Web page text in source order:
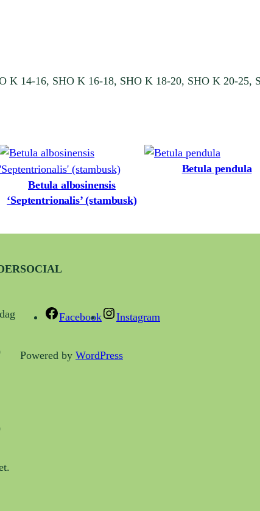
K 14-16, SHO K 16-18, SHO K 18-20, SHO K 20-25,
Betula albosinensis
‘Septentrionalis’ (stambusk)
Betula pendula
SOCIAL
Facebook Instagram
Powered by WordPress